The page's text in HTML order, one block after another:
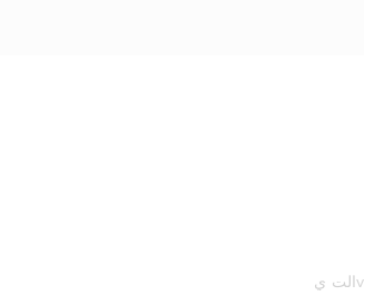
vالت ي